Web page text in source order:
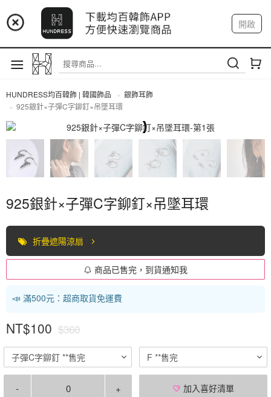
📢 市集預告：9/4-9/6 淡水捷運站
📢 市集預告：9/12-9/13 八里海巡基地
📢 市集預告：8/22-8/23 桃園青埔置地廣場
開啟
註冊 我的帳戶
HUNDRESS均百韓飾 | 韓國飾品
銀飾耳飾
925銀針×子彈C字鉚釘×吊墜耳環
全部商品
925銀針×子彈C字鉚釘×吊墜耳環
折疊遮陽涼扇
商品已售完，到貨通知我
📣 滿500元：超商取貨免運費
NT$100 $360
子彈C字鉚釘 **售完 F **售完
- + 加入喜好清單